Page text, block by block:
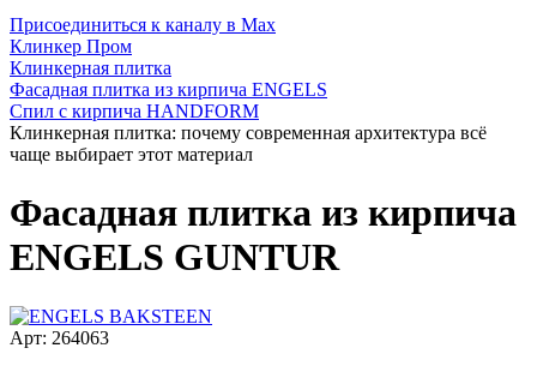
Присоединиться к каналу в Max
Клинкер Пром
Клинкерная плитка
Фасадная плитка из кирпича ENGELS
Спил с кирпича HANDFORM
Клинкерная плитка: почему современная архитектура всё
чаще выбирает этот материал
Фасадная плитка из кирпича
ENGELS GUNTUR
Арт: 264063